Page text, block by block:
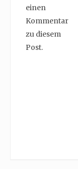
einen
Kommentar
zu diesem
Post.